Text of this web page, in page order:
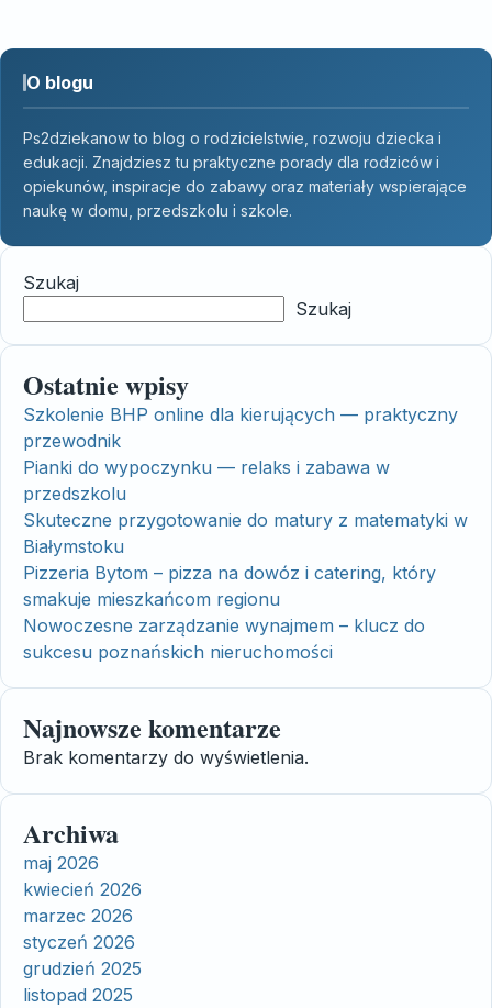
O blogu
Ps2dziekanow to blog o rodzicielstwie, rozwoju dziecka i
edukacji. Znajdziesz tu praktyczne porady dla rodziców i
opiekunów, inspiracje do zabawy oraz materiały wspierające
naukę w domu, przedszkolu i szkole.
Szukaj
Szukaj
Ostatnie wpisy
Szkolenie BHP online dla kierujących — praktyczny
przewodnik
Pianki do wypoczynku — relaks i zabawa w
przedszkolu
Skuteczne przygotowanie do matury z matematyki w
Białymstoku
Pizzeria Bytom – pizza na dowóz i catering, który
smakuje mieszkańcom regionu
Nowoczesne zarządzanie wynajmem – klucz do
sukcesu poznańskich nieruchomości
Najnowsze komentarze
Brak komentarzy do wyświetlenia.
Archiwa
maj 2026
kwiecień 2026
marzec 2026
styczeń 2026
grudzień 2025
listopad 2025